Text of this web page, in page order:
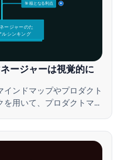
🎯 核となる利点 15
ージャーのた
ルシンキング
ージャーは視覚的に
ンドマップやプロダクト
用いて、プロダクトマネ